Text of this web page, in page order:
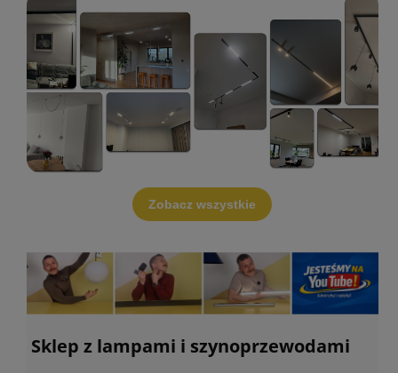
Zobacz wszystkie
Sklep z lampami i szynoprzewodami